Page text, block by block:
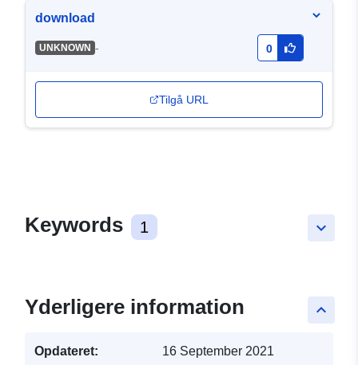
download
UNKNOWN - 0
Tilgå URL
keyboard_arrow_down
Keywords 1
keyboard_arrow_up
Yderligere information
Opdateret: 16 September 2021